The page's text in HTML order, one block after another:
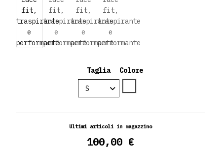
Taglia
Colore
Ultimi articoli in magazzino
100,00 €